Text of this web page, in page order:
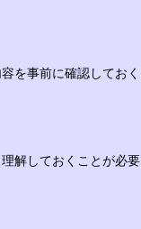
を事前に確認しておく
解しておくことが必要